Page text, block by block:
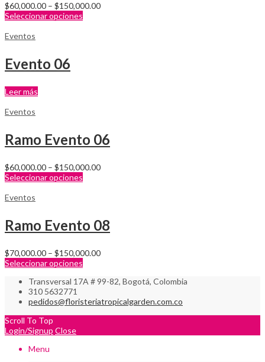
$60,000.00 – $150,000.00
Seleccionar opciones
Eventos
Evento 06
Leer más
Eventos
Ramo Evento 06
$60,000.00 – $150,000.00
Seleccionar opciones
Eventos
Ramo Evento 08
$70,000.00 – $150,000.00
Seleccionar opciones
Transversal 17A # 99-82, Bogotá, Colombia
310 5632771
pedidos@floristeriatropicalgarden.com.co
Scroll To Top
Login/Signup Close
Menu